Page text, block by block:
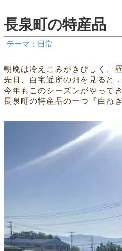
長泉町の特産品
テーマ：日常
朝晩は冷えこみがきびしく、
先日、自宅近所の畑を見ると．
今年もこのシーズンがやってき
長泉町の特産品の一つ『白ねぎ